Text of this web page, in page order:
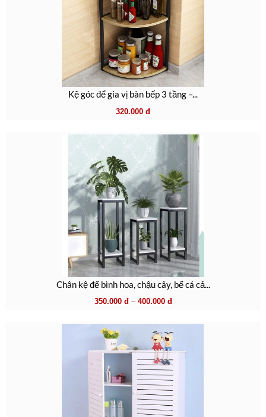
Kệ góc để gia vị bàn bếp 3 tầng –...
320.000 đ
Chân kệ để bình hoa, chậu cây, bể cá cả...
350.000 đ– 400.000 đ